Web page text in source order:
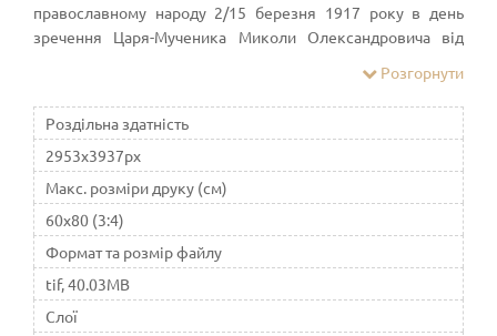
православному народу 2/15 березня 1917 року в день
зречення Царя-Мученика Миколи Олександровича від
в той день у селі Коломенському під Москвою відбулося
явлення нової ікони Божої Матері, названої "Державною",
тому що Цариця Небесна була зображена на цій іконі як
Цариця земна.
Розгорнути
Роздільна здатність
2953x3937px
Макс. розміри друку (см)
60x80 (3:4)
Формат та розмір файлу
tif, 40.03MB
Слої